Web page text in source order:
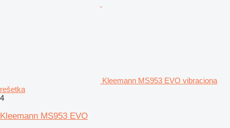
Kleemann MS953 EVO vibraciona
rešetka
4
Kleemann MS953 EVO